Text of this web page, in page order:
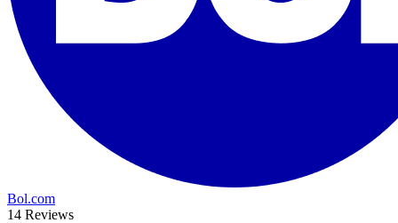
Bol.com
14 Reviews